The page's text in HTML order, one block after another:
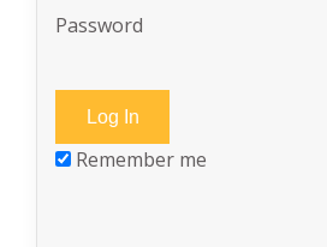
Password
Remember me